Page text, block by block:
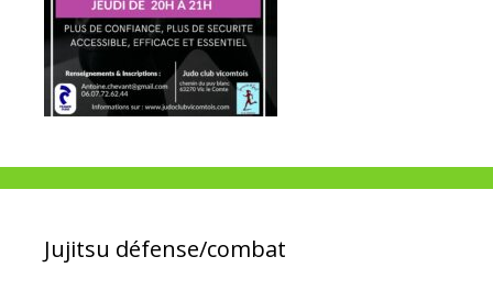
Jujitsu défense/combat